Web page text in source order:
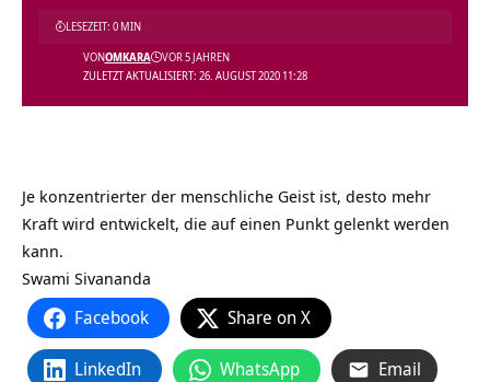
ZULETZT AKTUALISIERT: 26. AUGUST 2020 11:28
VONOMKARA VOR 5 JAHREN
LESEZEIT: 0 MIN
Je konzentrierter der menschliche Geist ist, desto mehr
Kraft wird entwickelt, die auf einen Punkt gelenkt werden
kann.
Swami Sivananda
Facebook Share on X
LinkedIn WhatsApp Email